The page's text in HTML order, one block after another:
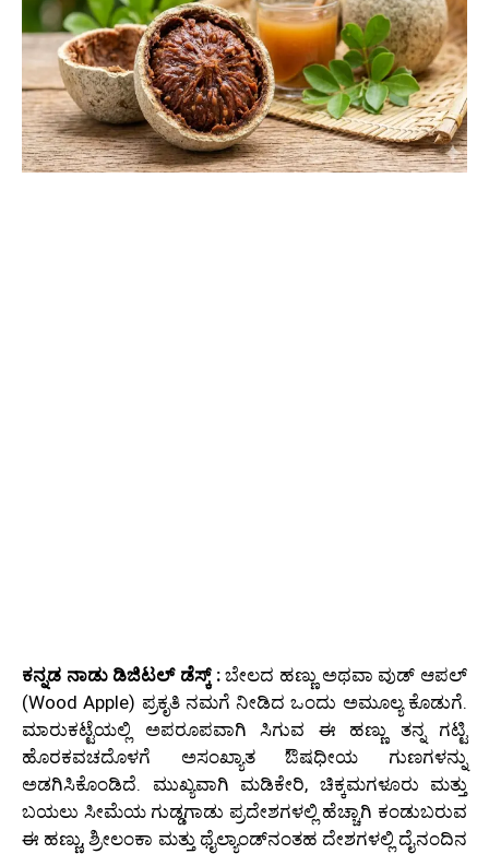
ಕನ್ನಡ ನಾಡು ಡಿಜಿಟಲ್‌ ಡೆಸ್ಕ್ :ಬೇಲದ ಹಣ್ಣು ಅಥವಾ ವುಡ್ ಆಪಲ್
(Wood Apple) ಪ್ರಕೃತಿ ನಮಗೆ ನೀಡಿದ ಒಂದು ಅಮೂಲ್ಯ ಕೊಡುಗೆ.
ಮಾರುಕಟ್ಟೆಯಲ್ಲಿ ಅಪರೂಪವಾಗಿ ಸಿಗುವ ಈ ಹಣ್ಣು ತನ್ನ ಗಟ್ಟಿ
ಹೊರಕವಚದೊಳಗೆ ಅಸಂಖ್ಯಾತ ಔಷಧೀಯ ಗುಣಗಳನ್ನು
ಅಡಗಿಸಿಕೊಂಡಿದೆ. ಮುಖ್ಯವಾಗಿ ಮಡಿಕೇರಿ, ಚಿಕ್ಕಮಗಳೂರು ಮತ್ತು
ಬಯಲು ಸೀಮೆಯ ಗುಡ್ಡಗಾಡು ಪ್ರದೇಶಗಳಲ್ಲಿ ಹೆಚ್ಚಾಗಿ ಕಂಡುಬರುವ
ಈ ಹಣ್ಣು, ಶ್ರೀಲಂಕಾ ಮತ್ತು ಥೈಲ್ಯಾಂಡ್‌ನಂತಹ ದೇಶಗಳಲ್ಲಿ ದೈನಂದಿನ